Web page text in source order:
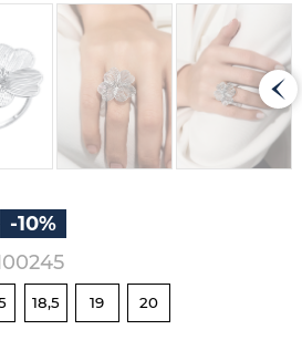
-10%
18,5 19 20